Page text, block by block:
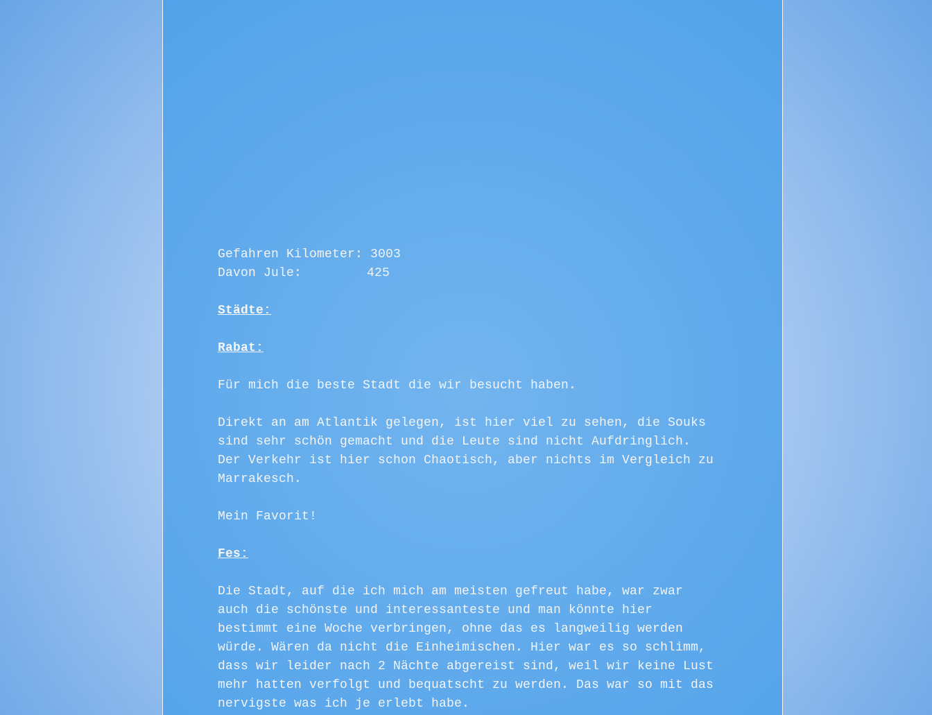
Gefahren Kilometer: 3003
Davon Jule:	     425
Städte:
Rabat:
Für mich die beste Stadt die wir besucht haben.
Direkt an am Atlantik gelegen, ist hier viel zu sehen, die Souks
sind sehr schön gemacht und die Leute sind nicht Aufdringlich.
Der Verkehr ist hier schon Chaotisch, aber nichts im Vergleich zu
Marrakesch.
Mein Favorit!
Fes:
Die Stadt, auf die ich mich am meisten gefreut habe, war zwar
auch die schönste und interessanteste und man könnte hier
bestimmt eine Woche verbringen, ohne das es langweilig werden
würde. Wären da nicht die Einheimischen. Hier war es so schlimm,
dass wir leider nach 2 Nächte abgereist sind, weil wir keine Lust
mehr hatten verfolgt und bequatscht zu werden. Das war so mit das
nervigste was ich je erlebt habe.